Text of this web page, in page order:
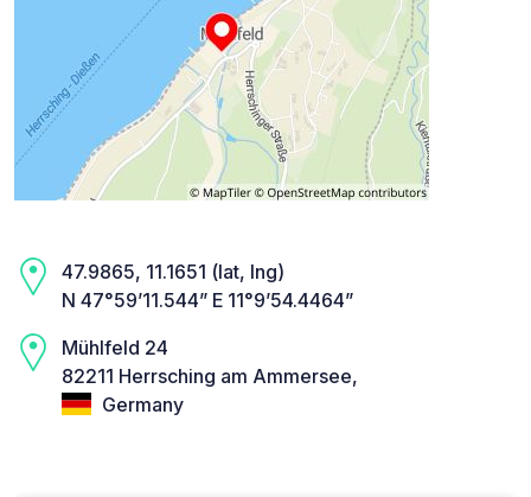
47.9865, 11.1651 (lat, lng)
N 47°59’11.544” E 11°9’54.4464”
Mühlfeld 24
82211 Herrsching am Ammersee,
Germany